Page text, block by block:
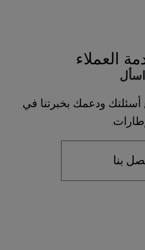
العملاء
اسأل
أسئلتك ودعمك بخبرتنا في
بنا